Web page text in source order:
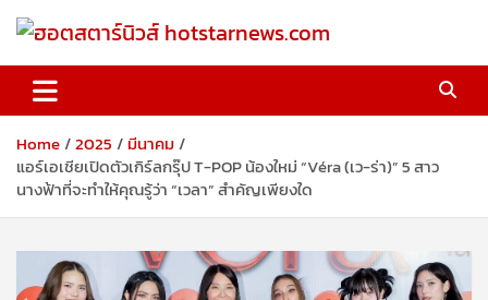
ฮอตสตาร์นิวส์ hotstarnews.com
Home 2025
มีนาคม
แอร์เอเชียเปิดตัวเกิร์ลกรุ๊ป T-POP น้องใหม่ “Véra (เว-ร่า)” 5 สาว
นางฟ้าที่จะทำให้คุณรู้ว่า “เวลา” สำคัญเพียงใด